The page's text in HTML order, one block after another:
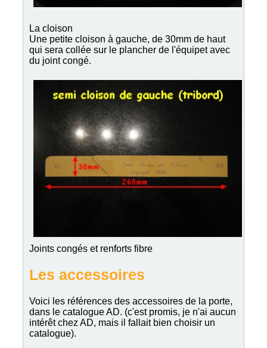
La cloison
Une petite cloison à gauche, de 30mm de haut
qui sera collée sur le plancher de l'équipet avec
du joint congé.
Joints congés et renforts fibre
Les accessoires
Voici les références des accessoires de la porte,
dans le catalogue AD. (c'est promis, je n'ai aucun
intérêt chez AD, mais il fallait bien choisir un
catalogue).